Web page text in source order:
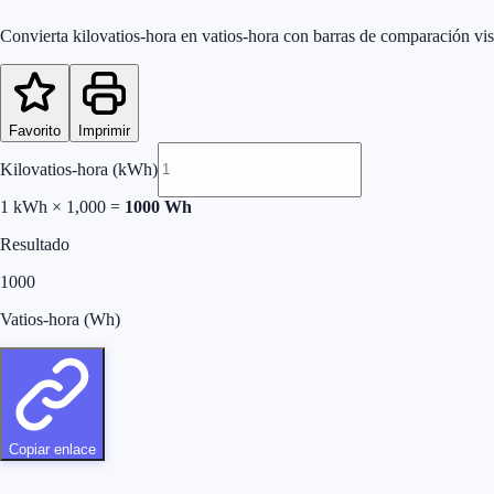
Convierta kilovatios-hora en vatios-hora con barras de comparación
Favorito Imprimir
Kilovatios-hora (kWh)
1 kWh × 1,000 = 1000 Wh
Resultado
1000
Vatios-hora (Wh)
Copiar enlace